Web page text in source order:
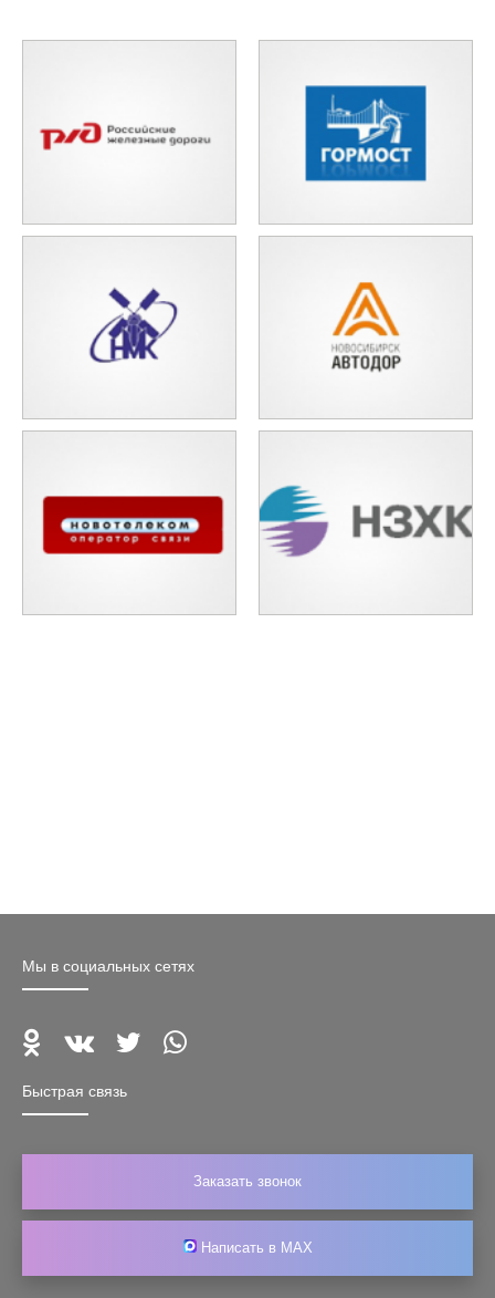
Мы в социальных сетях
Быстрая связь
Заказать звонок
Написать в MAX